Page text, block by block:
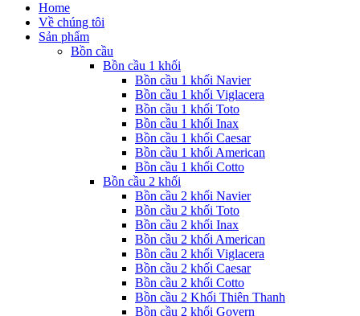
Home
Về chúng tôi
Sản phẩm
Bồn cầu
Bồn cầu 1 khối
Bồn cầu 1 khối Navier
Bồn cầu 1 khối Viglacera
Bồn cầu 1 khối Toto
Bồn cầu 1 khối Inax
Bồn cầu 1 khối Caesar
Bồn cầu 1 khối American
Bồn cầu 1 khối Cotto
Bồn cầu 2 khối
Bồn cầu 2 khối Navier
Bồn cầu 2 khối Toto
Bồn cầu 2 khối Inax
Bồn cầu 2 khối American
Bồn cầu 2 khối Viglacera
Bồn cầu 2 khối Caesar
Bồn cầu 2 khối Cotto
Bồn cầu 2 Khối Thiên Thanh
Bồn cầu 2 khối Govern